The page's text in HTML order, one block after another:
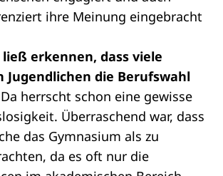
ihre Meinung eingebracht
erkennen, dass viele
Jugendlichen die Berufswahl
Da herrscht schon eine gewisse
Überraschend war, dass
das Gymnasium als zu
da es oft nur die